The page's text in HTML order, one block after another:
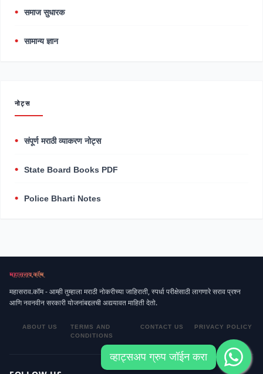
समाज सुधारक
सामान्य ज्ञान
नोट्स
संपूर्ण मराठी व्याकरण नोट्स
State Board Books PDF
Police Bharti Notes
महासराव.कॉम - आम्ही तुम्हाला मराठी नोकरीच्या जाहिराती, स्पर्धा परीक्षेसाठी लागणारे सराव प्रश्न
आणि नवनवीन सरकारी योजनांबद्दलची अद्ययावत माहिती देतो.
ABOUT US
TERMS AND
CONDITIONS
CONTACT US PRIVACY POLICY
व्हाट्सअप ग्रुप जॉईन करा